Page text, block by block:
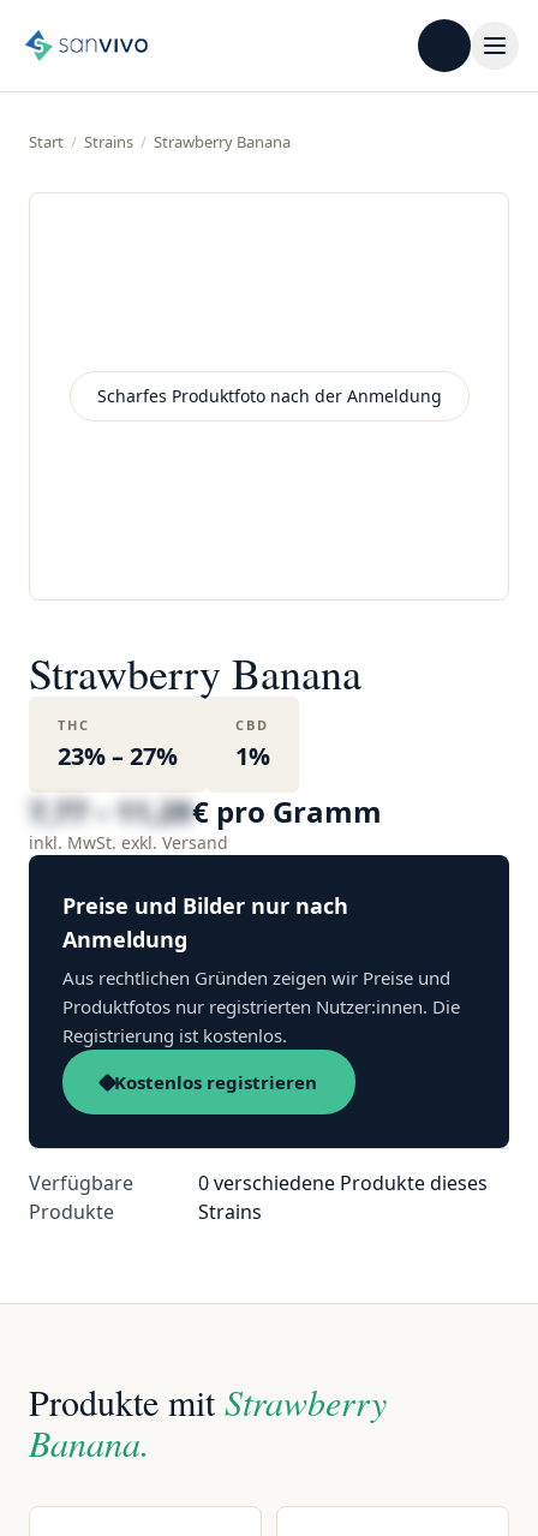
Start / Strains / Strawberry Banana
Scharfes Produktfoto nach der Anmeldung
Strawberry Banana
THC
23% – 27%
CBD
1%
7,77 – 11,29€ pro Gramm
inkl. MwSt. exkl. Versand
Preise und Bilder nur nach
Anmeldung
Aus rechtlichen Gründen zeigen wir Preise und
Produktfotos nur registrierten Nutzer:innen. Die
Registrierung ist kostenlos.
Kostenlos registrieren
Verfügbare
Produkte
0 verschiedene Produkte dieses
Strains
Produkte mitStrawberry
Banana.